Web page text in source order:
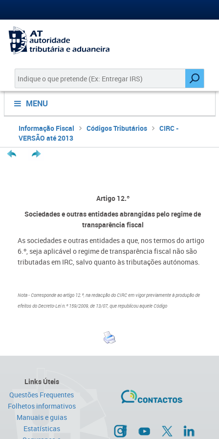
MENU
Informação Fiscal Códigos Tributários
CIRC -
VERSÃO até 2013
Artigo 12.º
Sociedades e outras entidades abrangidas pelo regime de
transparência fiscal
As sociedades e outras entidades a que, nos termos do artigo
6.º, seja aplicável o regime de transparência fiscal não são
tributadas em IRC, salvo quanto às tributações autónomas.
Nota - Corresponde aoartigo 12.º, na redacção do CIRC em vigor previamente à produção de
efeitos do Decreto-Lei n.º 159/2009, de 13/07, que republicou aquele Código
Links Úteis
Questões Frequentes
Folhetos informativos
Manuais e guias
Estatísticas